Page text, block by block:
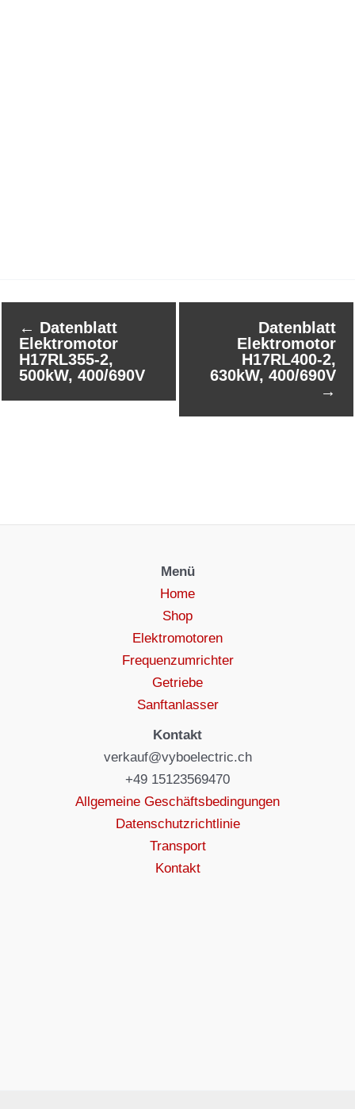
← Datenblatt
Elektromotor
H17RL355-2,
500kW, 400/690V
Datenblatt
Elektromotor
H17RL400-2,
630kW, 400/690V
→
Menü
Home
Shop
Elektromotoren
Frequenzumrichter
Getriebe
Sanftanlasser
Kontakt
verkauf@vyboelectric.ch
+49 15123569470
Allgemeine Geschäftsbedingungen
Datenschutzrichtlinie
Transport
Kontakt